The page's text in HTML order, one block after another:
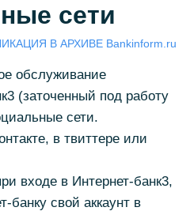
сети
В АРХИВЕ Bankinform.ru
обслуживание
(заточенный под работу
сети.
в твиттере или
входе в Интернет-банк3,
банку свой аккаунт в